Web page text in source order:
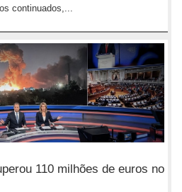
continuados,...
110 milhões de euros no